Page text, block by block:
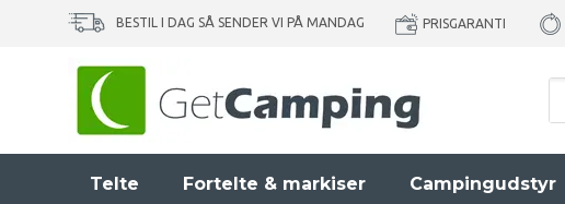
BESTIL I DAG SÅ SENDER VI PÅ MANDAG PRISGARANTI
Telte Fortelte & markiser Campingudstyr